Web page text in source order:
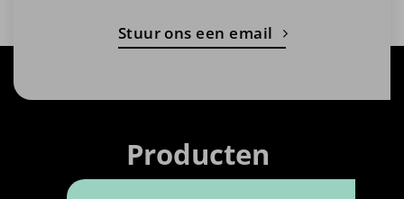
Stuur ons een email
Producten